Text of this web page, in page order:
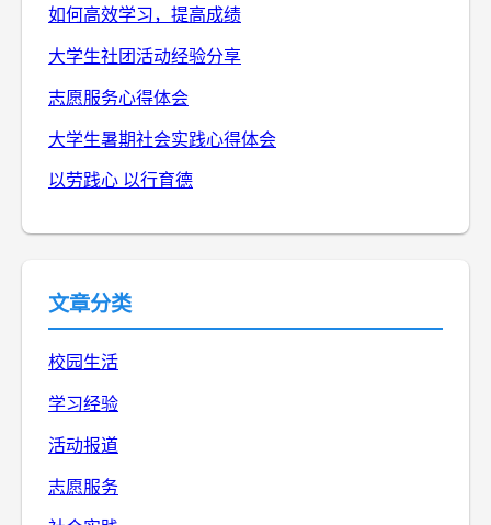
如何高效学习，提高成绩
大学生社团活动经验分享
志愿服务心得体会
大学生暑期社会实践心得体会
以劳践心 以行育德
文章分类
校园生活
学习经验
活动报道
志愿服务